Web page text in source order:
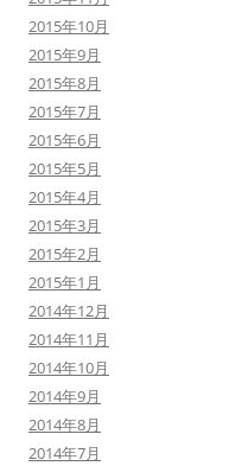
2015年10月
2015年9月
2015年8月
2015年7月
2015年6月
2015年5月
2015年4月
2015年3月
2015年2月
2015年1月
2014年12月
2014年11月
2014年10月
2014年9月
2014年8月
2014年7月